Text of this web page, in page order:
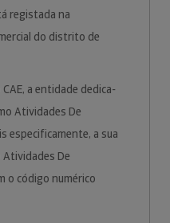
registada na
do distrito de
a entidade dedica-
Atividades De
especificamente, a sua
De
o código numérico